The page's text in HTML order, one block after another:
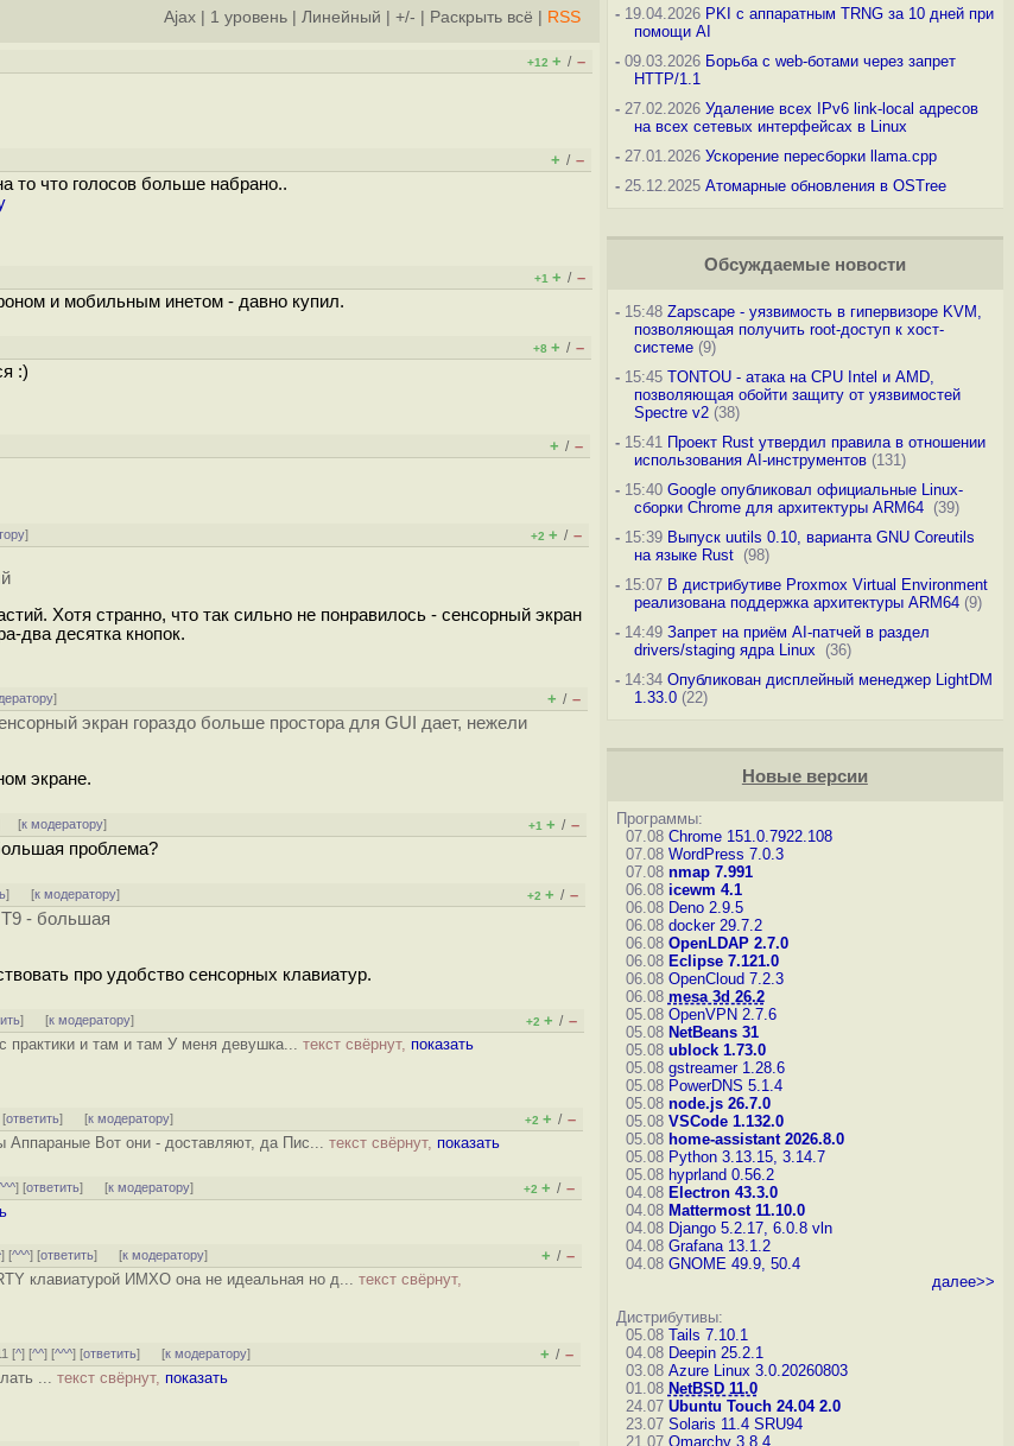
Ajax 1 уровень Линейный +/- Раскрыть всё RSS
+12 + / –
+ / –
то что голосов больше набрано..
+1 + / –
и мобильным инетом - давно купил.
+8 + / –
:)
+ / –
] +2 + / –
Хотя странно, что так сильно не понравилось - сенсорный экран
два десятка кнопок.
] + / –
экран гораздо больше простора для GUI дает, нежели
экране.
[к модератору] +1 + / –
проблема?
] [к модератору] +2 + / –
- большая
про удобство сенсорных клавиатур.
] [к модератору] +2 + / –
практики и там и там У меня девушка... текст свёрнут, показать
[ответить] [к модератору] +2 + / –
Аппараные Вот они - доставляют, да Пис... текст свёрнут, показать
] [ответить] [к модератору] +2 + / –
] [^^^] [ответить] [к модератору] + / –
клавиатурой ИМХО она не идеальная но д... текст свёрнут,
[^] [^^] [^^^] [ответить] [к модератору] + / –
... текст свёрнут, показать
-19.04.2026 PKI с аппаратным TRNG за 10 дней при
помощи AI
-09.03.2026 Борьба с web-ботами через запрет
HTTP/1.1
-27.02.2026 Удаление всех IPv6 link-local адресов
на всех сетевых интерфейсах в Linux
-27.01.2026 Ускорение пересборки llama.cpp
-25.12.2025 Атомарные обновления в OSTree
Обсуждаемые новости
-15:48 Zapscape - уязвимость в гипервизоре KVM,
позволяющая получить root-доступ к хост-
системе(9)
-15:45 TONTOU - атака на CPU Intel и AMD,
позволяющая обойти защиту от уязвимостей
Spectre v2(38)
-15:41 Проект Rust утвердил правила в отношении
использования AI-инструментов(131)
-15:40 Google опубликовал официальные Linux-
сборки Chrome для архитектуры ARM64 (39)
-15:39 Выпуск uutils 0.10, варианта GNU Coreutils
на языке Rust (98)
-15:07 В дистрибутиве Proxmox Virtual Environment
реализована поддержка архитектуры ARM64(9)
-14:49 Запрет на приём AI-патчей в раздел
drivers/staging ядра Linux
(36)
-14:34 Опубликован дисплейный менеджер LightDM
1.33.0(22)
Новые версии
Программы:
07.08 Chrome 151.0.7922.108
07.08 WordPress 7.0.3
07.08 nmap 7.991
06.08 icewm 4.1
06.08 Deno 2.9.5
06.08 docker 29.7.2
06.08 OpenLDAP 2.7.0
06.08 Eclipse 7.121.0
06.08 OpenCloud 7.2.3
06.08 mesa 3d 26.2
05.08 OpenVPN 2.7.6
05.08 NetBeans 31
05.08 ublock 1.73.0
05.08 gstreamer 1.28.6
05.08 PowerDNS 5.1.4
05.08 node.js 26.7.0
05.08 VSCode 1.132.0
05.08 home-assistant 2026.8.0
05.08 Python 3.13.15, 3.14.7
05.08 hyprland 0.56.2
04.08 Electron 43.3.0
04.08 Mattermost 11.10.0
04.08 Django 5.2.17, 6.0.8 vln
04.08 Grafana 13.1.2
04.08 GNOME 49.9, 50.4
далее>>
Дистрибутивы:
05.08 Tails 7.10.1
04.08 Deepin 25.2.1
03.08 Azure Linux 3.0.20260803
01.08 NetBSD 11.0
24.07 Ubuntu Touch 24.04 2.0
23.07 Solaris 11.4 SRU94
21.07 Omarchy 3.8.4